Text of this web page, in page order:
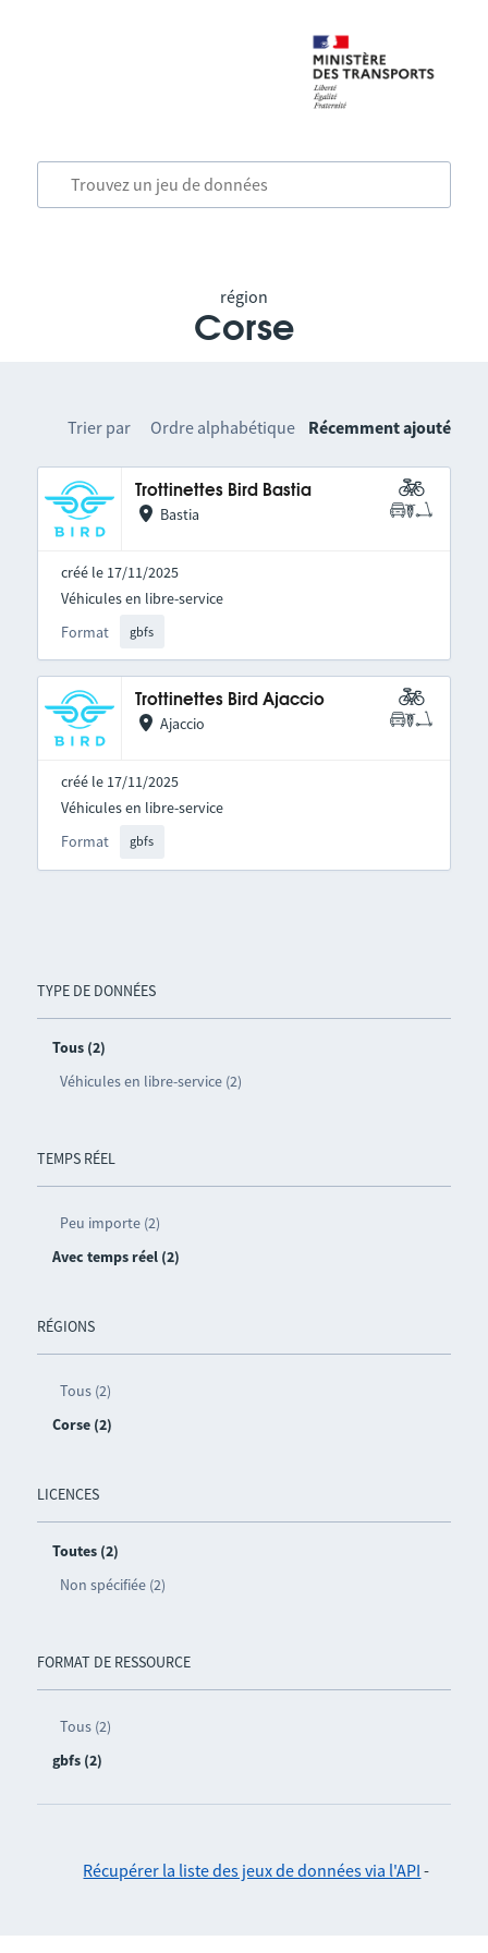
région
Corse
TYPE DE DONNÉES
Tous (2)
Véhicules en libre-service (2)
TEMPS RÉEL
Peu importe (2)
Avec temps réel (2)
RÉGIONS
Tous (2)
Corse (2)
LICENCES
Toutes (2)
Non spécifiée (2)
FORMAT DE RESSOURCE
Tous (2)
gbfs (2)
Trier par Ordre alphabétique Récemment ajouté
Trottinettes Bird Bastia
Bastia
créé le 17/11/2025
Format gbfs
Véhicules en libre-service
Trottinettes Bird Ajaccio
Ajaccio
créé le 17/11/2025
Format gbfs
Véhicules en libre-service
Récupérer la liste des jeux de données via l'API -